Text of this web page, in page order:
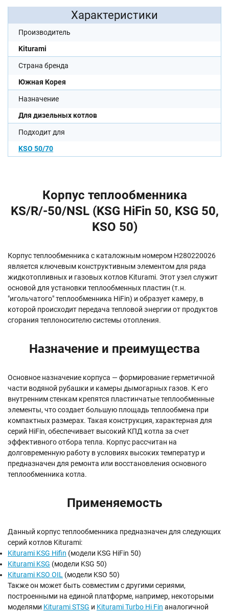
Характеристики
Производитель
Kiturami
Страна бренда
Южная Корея
Назначение
Для дизельных котлов
Подходит для
KSO 50/70
Корпус теплообменника
KS/R/-50/NSL (KSG HiFin 50, KSG 50,
KSO 50)
Корпус теплообменника с каталожным номером H280220026
является ключевым конструктивным элементом для ряда
жидкотопливных и газовых котлов Kiturami. Этот узел служит
основой для установки теплообменных пластин (т.н.
"игольчатого" теплообменника HiFin) и образует камеру, в
которой происходит передача тепловой энергии от продуктов
сгорания теплоносителю системы отопления.
Назначение и преимущества
Основное назначение корпуса — формирование герметичной
части водяной рубашки и камеры дымогарных газов. К его
внутренним стенкам крепятся пластинчатые теплообменные
элементы, что создает большую площадь теплообмена при
компактных размерах. Такая конструкция, характерная для
серий HiFin, обеспечивает высокий КПД котла за счет
эффективного отбора тепла. Корпус рассчитан на
долговременную работу в условиях высоких температур и
предназначен для ремонта или восстановления основного
теплообменника котла.
Применяемость
Данный корпус теплообменника предназначен для следующих
серий котлов Kiturami:
Kiturami KSG Hifin (модели KSG HiFin 50)
Kiturami KSG (модели KSG 50)
Kiturami KSO OIL (модели KSO 50)
Также он может быть совместим с другими сериями,
построенными на единой платформе, например, некоторыми
моделями Kiturami STSG и Kiturami Turbo Hi Fin аналогичной